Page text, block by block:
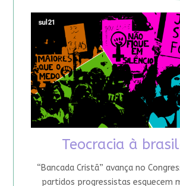
Teocracia à
“Bancada Cristã” avança no
partidos progressistas esquecem